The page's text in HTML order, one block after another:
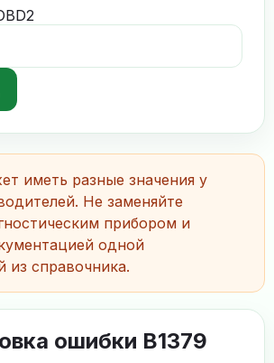
иметь разные значения у
Не заменяйте
прибором и
одной
из справочника.
ошибки B1379